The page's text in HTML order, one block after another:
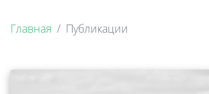
Главная Публикации